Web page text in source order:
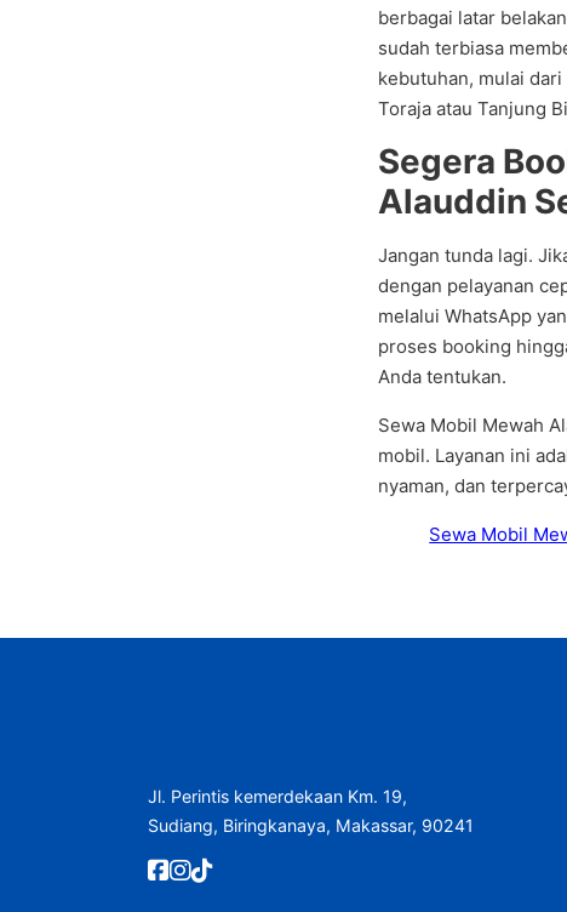
berbagai latar
sudah terbiasa
kebutuhan, mulai
Toraja atau Tanjung
Segera
Alauddin
Jangan tunda lagi.
dengan pelayanan
melalui WhatsApp
proses booking
Anda tentukan.
Sewa Mobil Mewah
mobil. Layanan ini
nyaman, dan
Sewa Mobil
Jl. Perintis kemerdekaan Km. 19,
Sudiang, Biringkanaya, Makassar, 90241